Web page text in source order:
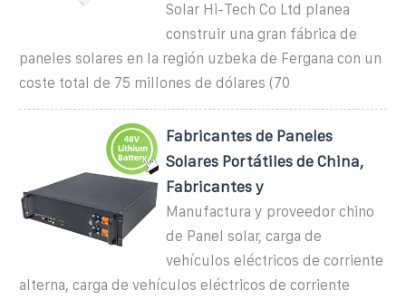
Solar Hi-Tech Co Ltd planea
construir una gran fábrica de
paneles solares en la región uzbeka de Fergana con un
coste total de 75 millones de dólares (70
Fabricantes de Paneles
Solares Portátiles de China,
Fabricantes y
Manufactura y proveedor chino
de Panel solar, carga de
vehículos eléctricos de corriente
alterna, carga de vehículos eléctricos de corriente